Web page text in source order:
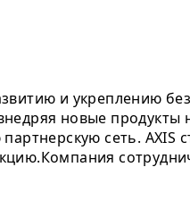
и укреплению
новые
сеть. AXIS